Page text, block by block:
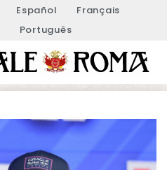
Español
Français
Português